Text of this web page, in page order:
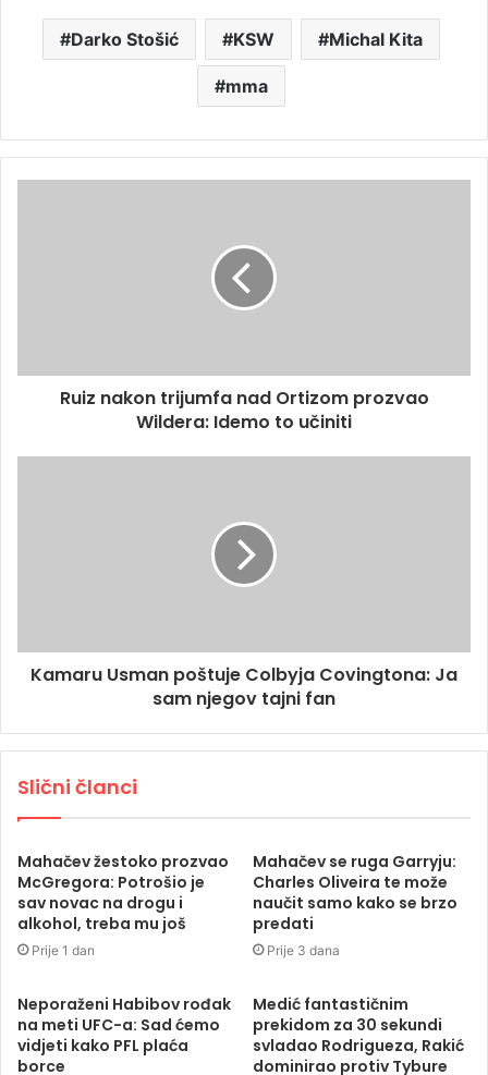
Darko Stošić KSW Michal Kita
mma
Ruiz nakon trijumfa nad Ortizom prozvao
Wildera: Idemo to učiniti
Kamaru Usman poštuje Colbyja Covingtona: Ja
sam njegov tajni fan
Slični članci
Mahačev žestoko prozvao
McGregora: Potrošio je
sav novac na drogu i
alkohol, treba mu još
Prije 1 dan
Mahačev se ruga Garryju:
Charles Oliveira te može
naučit samo kako se brzo
predati
Prije 3 dana
Neporaženi Habibov rođak
na meti UFC-a: Sad ćemo
vidjeti kako PFL plaća
borce
Medić fantastičnim
prekidom za 30 sekundi
svladao Rodrigueza, Rakić
dominirao protiv Tybure